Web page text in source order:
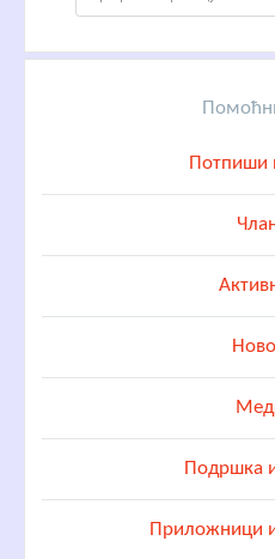
Потпиши
Подршка
Приложници